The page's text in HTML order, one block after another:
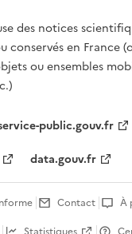
des notices
conservés en France
ou ensembles
public.gouv.fr
data.gouv.fr
Contact
À